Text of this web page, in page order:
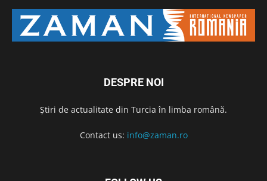
DESPRE NOI
Știri de actualitate din Turcia în limba română.
Contact us: info@zaman.ro